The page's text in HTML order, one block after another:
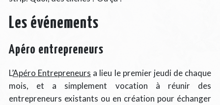
Les événements
Apéro entrepreneurs
L’Apéro Entrepreneurs a lieu le premier jeudi de chaque
mois, et a simplement vocation à réunir des
entrepreneurs existants ou en création pour échanger